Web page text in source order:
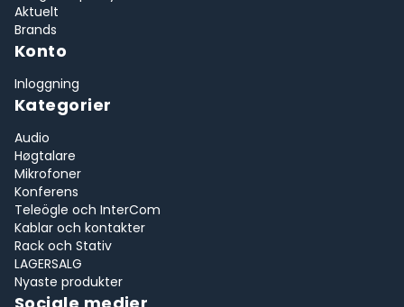
Aktuelt
Brands
Konto
Inloggning
Kategorier
Audio
Høgtalare
Mikrofoner
Konferens
Teleögle och InterCom
Kablar och kontakter
Rack och Stativ
LAGERSALG
Nyaste produkter